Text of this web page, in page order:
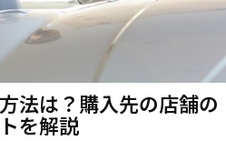
法は？購入先の店舗の
を解説